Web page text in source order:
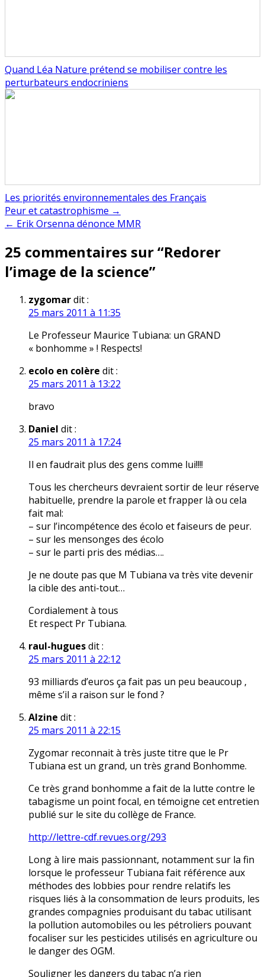
Quand Léa Nature prétend se mobiliser contre les
perturbateurs endocriniens
Les priorités environnementales des Français
Navigation
de
l’article
Peur et catastrophisme →
← Erik Orsenna dénonce MMR
25 commentaires sur “Redorer
l’image de la science”
zygomardit :
25 mars 2011 à 11:35
Le Professeur Maurice Tubiana: un GRAND
« bonhomme » ! Respects!
ecolo en colère dit :
25 mars 2011 à 13:22
bravo
Daniel dit :
25 mars 2011 à 17:24
Il en faudrait plus des gens comme lui!!!!
Tous les chercheurs devraient sortir de leur réserve
habituelle, prendre la parole et frapper là ou cela
fait mal:
– sur l’incompétence des écolo et faiseurs de peur.
– sur les mensonges des écolo
– sur le parti pris des médias….
Je ne doute pas que M Tubiana va très vite devenir
la cible des anti-tout…
Cordialement à tous
Et respect Pr Tubiana.
raul-huguesdit :
25 mars 2011 à 22:12
93 milliards d’euros ça fait pas un peu beaucoup ,
même s’il a raison sur le fond ?
Alzine dit :
25 mars 2011 à 22:15
Zygomar reconnait à très juste titre que le Pr
Tubiana est un grand, un très grand Bonhomme.
Ce très grand bonhomme a fait de la lutte contre le
tabagisme un point focal, en témoigne cet entretien
publié sur le site du collège de France.
http://lettre-cdf.revues.org/293
Long à lire mais passionnant, notamment sur la fin
lorsque le professeur Tubiana fait référence aux
méthodes des lobbies pour rendre relatifs les
risques liés à la consommation de leurs produits, les
grandes compagnies produisant du tabac utilisant
la pollution automobiles ou les pétroliers pouvant
focaliser sur les pesticides utilisés en agriculture ou
le danger des OGM.
Souligner les dangers du tabac n’a rien